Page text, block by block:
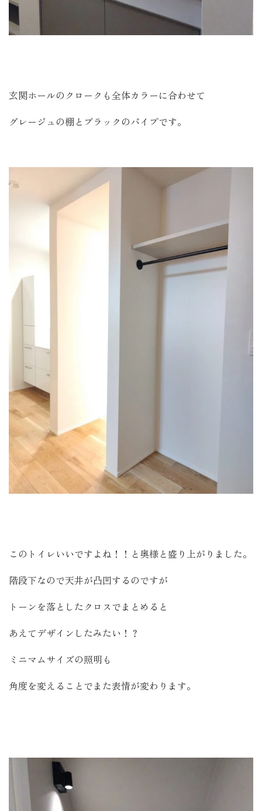
玄関ホールのクロークも全体カラーに合わせて
グレージュの棚とブラックのパイプです。
このトイレいいですよね！！と奥様と盛り上がりました。
階段下なので天井が凸凹するのですが
トーンを落としたクロスでまとめると
あえてデザインしたみたい！？
ミニマムサイズの照明も
角度を変えることでまた表情が変わります。